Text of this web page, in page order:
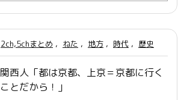
2ch,5chまとめ , ねた , 地方 , 時代 , 歴史
関西人「都は京都、上京＝京都に行く
ことだから！」